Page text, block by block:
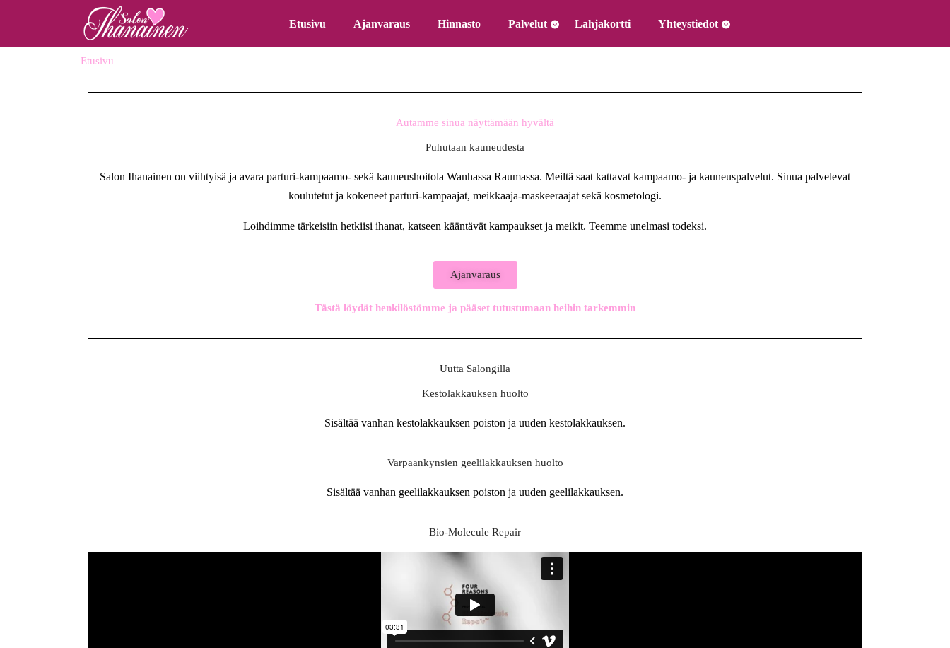
Etusivu Ajanvaraus Hinnasto Palvelut Lahjakortti Yhteystiedot
Etusivu
Autamme sinua näyttämään hyvältä
Puhutaan kauneudesta
Salon Ihanainen on viihtyisä ja avara parturi-kampaamo- sekä kauneushoitola Wanhassa Raumassa. Meiltä saat kattavat kampaamo- ja kauneuspalvelut. Sinua palvelevat
koulutetut ja kokeneet parturi-kampaajat, meikkaaja-maskeeraajat sekä kosmetologi.
Loihdimme tärkeisiin hetkiisi ihanat, katseen kääntävät kampaukset ja meikit. Teemme unelmasi todeksi.
Ajanvaraus
Tästä löydät henkilöstömme ja pääset tutustumaan heihin tarkemmin
Uutta Salongilla
Kestolakkauksen huolto
Sisältää vanhan kestolakkauksen poiston ja uuden kestolakkauksen.
Varpaankynsien geelilakkauksen huolto
Sisältää vanhan geelilakkauksen poiston ja uuden geelilakkauksen.
Bio-Molecule Repair